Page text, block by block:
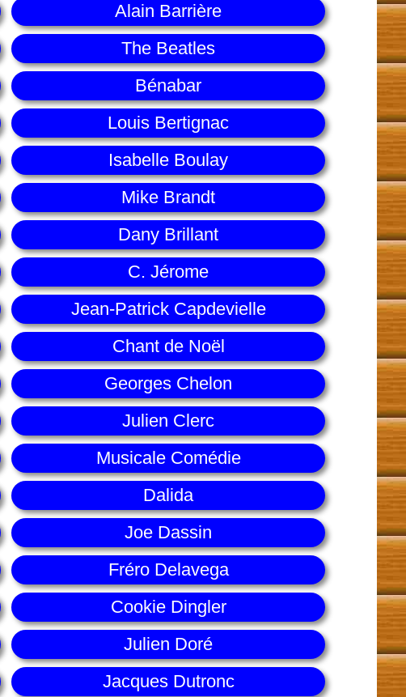
Alain Barrière
The Beatles
Bénabar
Louis Bertignac
Isabelle Boulay
Mike Brandt
Dany Brillant
C. Jérome
Jean-Patrick Capdevielle
Chant de Noël
Georges Chelon
Julien Clerc
Musicale Comédie
Dalida
Joe Dassin
Fréro Delavega
Cookie Dingler
Julien Doré
Jacques Dutronc